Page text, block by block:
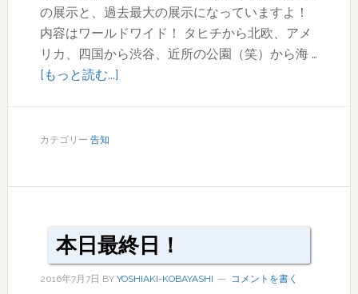
の展示と、過去最大の展示になっていますよ！
内容はワールドワイド！ タヒチから北欧、アメ
リカ、四国から渋谷、近所の公園（笑）から海 …
[もっと読む...]about
ノ
ー
コ
カテゴリー 告知
本日最終日！
2016年7月7日 BY YOSHIAKI-KOBAYASHI コメントを書く